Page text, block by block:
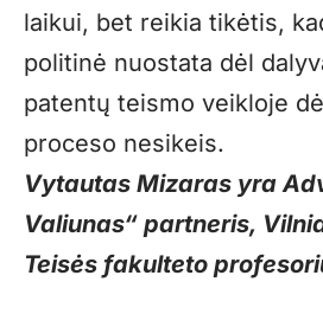
laikui, bet reikia tikėtis,
politinė nuostata dėl
patentų teismo veikloje
proceso nesikeis.
Vytautas Mizaras yra
Valiunas“ partneris,
Teisės fakulteto